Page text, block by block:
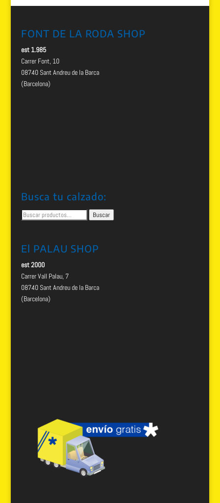
FONT DE LA RODA SHOP
est 1.985
Carrer Font, 10
08740 Sant Andreu de la Barca
(Barcelona)
Busca tu calzado:
Buscar
por:
Buscar
El PALAU SHOP
est 2000
Carrer Vall Palau, 7
08740 Sant Andreu de la Barca
(Barcelona)